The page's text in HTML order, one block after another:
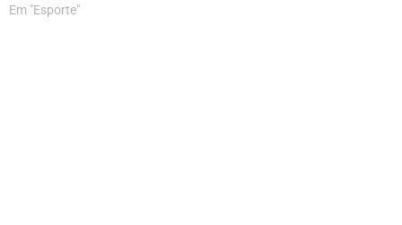
Em "Esporte"